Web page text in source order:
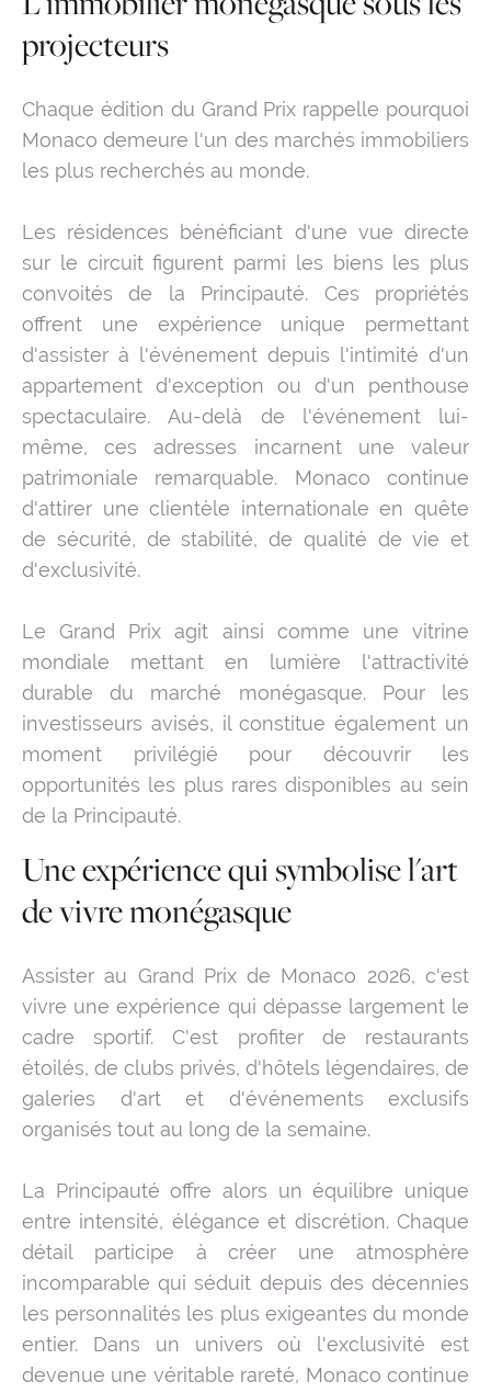
projecteurs
Chaque édition du Grand Prix rappelle pourquoi
Monaco demeure l'un des marchés immobiliers
les plus recherchés au monde.
Les résidences bénéficiant d'une vue directe
sur le circuit figurent parmi les biens les plus
convoités de la Principauté. Ces propriétés
offrent une expérience unique permettant
d'assister à l'événement depuis l'intimité d'un
appartement d'exception ou d'un penthouse
spectaculaire. Au-delà de l'événement lui-
même, ces adresses incarnent une valeur
patrimoniale remarquable. Monaco continue
d'attirer une clientèle internationale en quête
de sécurité, de stabilité, de qualité de vie et
d'exclusivité.
Le Grand Prix agit ainsi comme une vitrine
mondiale mettant en lumière l'attractivité
durable du marché monégasque. Pour les
investisseurs avisés, il constitue également un
moment privilégié pour découvrir les
opportunités les plus rares disponibles au sein
de la Principauté.
Une expérience qui symbolise l'art
de vivre monégasque
Assister au Grand Prix de Monaco 2026, c'est
vivre une expérience qui dépasse largement le
cadre sportif. C'est profiter de restaurants
étoilés, de clubs privés, d'hôtels légendaires, de
galeries d'art et d'événements exclusifs
organisés tout au long de la semaine.
La Principauté offre alors un équilibre unique
entre intensité, élégance et discrétion. Chaque
détail participe à créer une atmosphère
incomparable qui séduit depuis des décennies
les personnalités les plus exigeantes du monde
entier. Dans un univers où l'exclusivité est
devenue une véritable rareté, Monaco continue